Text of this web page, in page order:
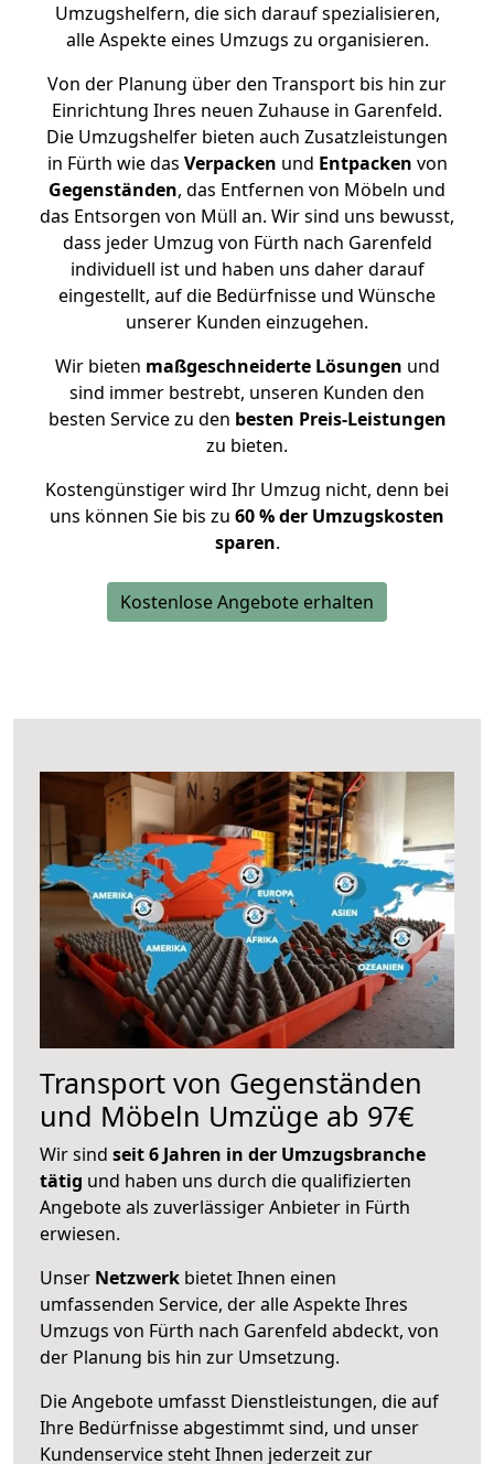
Umzugshelfern, die sich darauf spezialisieren,
alle Aspekte eines Umzugs zu organisieren.
Von der Planung über den Transport bis hin zur
Einrichtung Ihres neuen Zuhause in Garenfeld.
Die Umzugshelfer bieten auch Zusatzleistungen
in Fürth wie das Verpacken und Entpacken von
Gegenständen, das Entfernen von Möbeln und
das Entsorgen von Müll an. Wir sind uns bewusst,
dass jeder Umzug von Fürth nach Garenfeld
individuell ist und haben uns daher darauf
eingestellt, auf die Bedürfnisse und Wünsche
unserer Kunden einzugehen.
Wir bieten maßgeschneiderte Lösungen und
sind immer bestrebt, unseren Kunden den
besten Service zu den besten Preis-Leistungen
zu bieten.
Kostengünstiger wird Ihr Umzug nicht, denn bei
uns können Sie bis zu 60 % der Umzugskosten
sparen.
Kostenlose Angebote erhalten
Transport von Gegenständen
und Möbeln Umzüge ab 97€
Wir sind seit 6 Jahren in der Umzugsbranche
tätig und haben uns durch die qualifizierten
Angebote als zuverlässiger Anbieter in Fürth
erwiesen.
Unser Netzwerk bietet Ihnen einen
umfassenden Service, der alle Aspekte Ihres
Umzugs von Fürth nach Garenfeld abdeckt, von
der Planung bis hin zur Umsetzung.
Die Angebote umfasst Dienstleistungen, die auf
Ihre Bedürfnisse abgestimmt sind, und unser
Kundenservice steht Ihnen jederzeit zur